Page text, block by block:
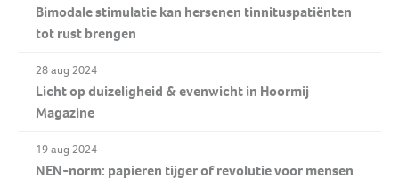
Bimodale stimulatie kan hersenen tinnituspatiënten
tot rust brengen
28 aug 2024
Licht op duizeligheid & evenwicht in Hoormij
Magazine
19 aug 2024
NEN-norm: papieren tijger of revolutie voor mensen